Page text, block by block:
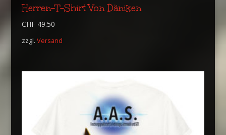
Herren-T-Shirt Von Däniken
CHF49.50
zzgl. Versand